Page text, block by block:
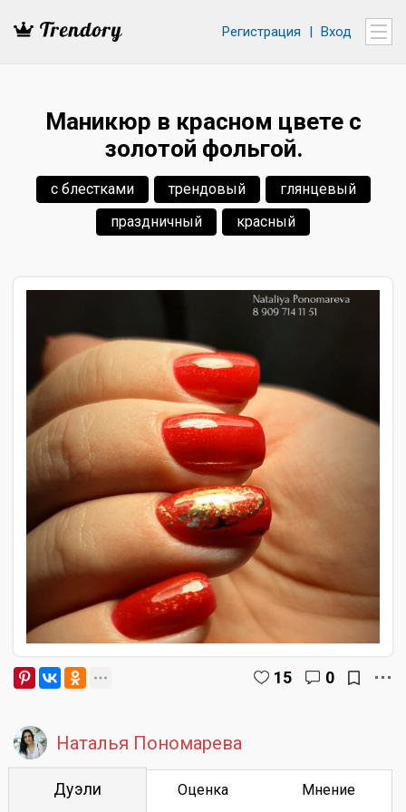
Регистрация | Вход
Маникюр в красном цвете с
золотой фольгой.
с блестками трендовый
глянцевый
праздничный
красный
15 0
Наталья Пономарева
Дуэли Оценка Мнение